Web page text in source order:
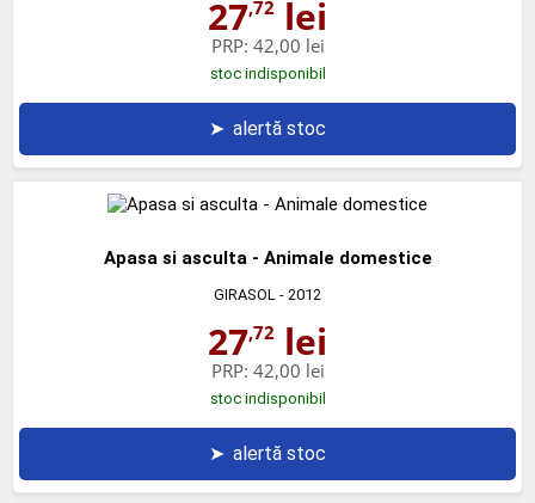
27,72 lei
PRP: 42,00 lei
stoc indisponibil
➤ alertă stoc
Apasa si asculta - Animale domestice
GIRASOL - 2012
27,72 lei
PRP: 42,00 lei
stoc indisponibil
➤ alertă stoc